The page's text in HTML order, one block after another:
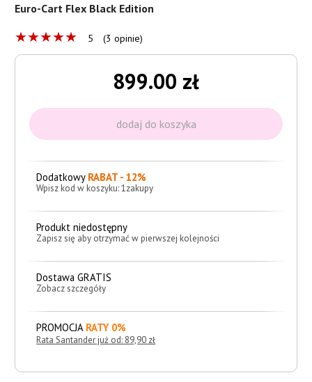
Euro-Cart Flex Black Edition
★★★★★ 5 (3 opinie)
899.00 zł
Dodatkowy RABAT - 12%
Wpisz kod w koszyku: 1zakupy
Produkt niedostępny
Zapisz się aby otrzymać w pierwszej kolejności
Dostawa GRATIS
Zobacz szczegóły
PROMOCJA RATY 0%
Rata Santander już od: 89,90 zł